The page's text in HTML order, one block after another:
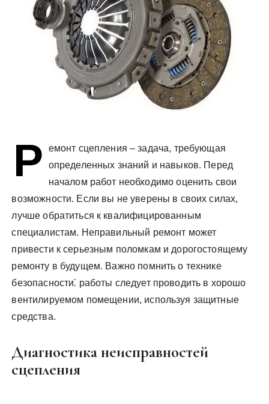
Р
емонт сцепления – задача, требующая
определенных знаний и навыков. Перед
началом работ необходимо оценить свои
возможности. Если вы не уверены в своих силах,
лучше обратиться к квалифицированным
специалистам. Неправильный ремонт может
привести к серьезным поломкам и дорогостоящему
ремонту в будущем. Важно помнить о технике
безопасности⁚ работы следует проводить в хорошо
вентилируемом помещении, используя защитные
средства.
Диагностика неисправностей
сцепления